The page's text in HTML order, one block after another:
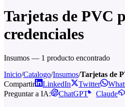
Tarjetas de PVC
credenciales
Insumos — 1 producto encontrado
Inicio/Catalogo/Insumos/Tarjetas de
Compartir
LinkedIn Twitter
Preguntar a IA:
ChatGPT Claude